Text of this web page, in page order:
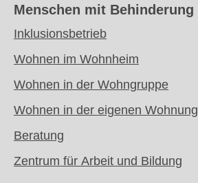
Menschen mit Behinderung
Inklusionsbetrieb
Wohnen im Wohnheim
Wohnen in der Wohngruppe
Wohnen in der eigenen Wohnung
Beratung
Zentrum für Arbeit und Bildung